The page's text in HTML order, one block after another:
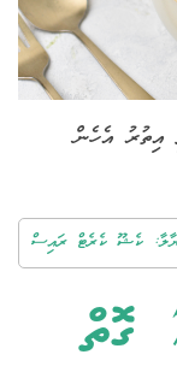
އިތުރު އެހެން
ކެޝޫ ކެރެޓް ރައިސް